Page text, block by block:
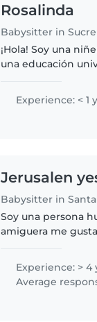
Rosalinda
Babysitter in Sucre
¡Hola! Soy una
una educación
cuentos, hacer..
Experience: < 1
Jerusalen
Babysitter in
Soy una persona
amiguera me
Experience: > 4
Average